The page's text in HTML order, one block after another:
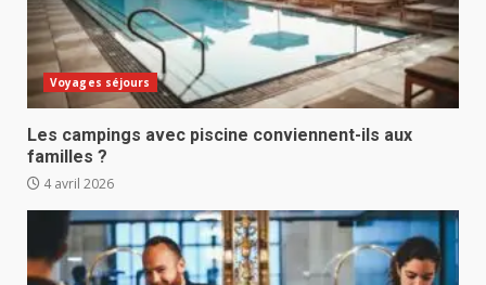
Voyages séjours
Les campings avec piscine conviennent-ils aux
familles ?
4 avril 2026